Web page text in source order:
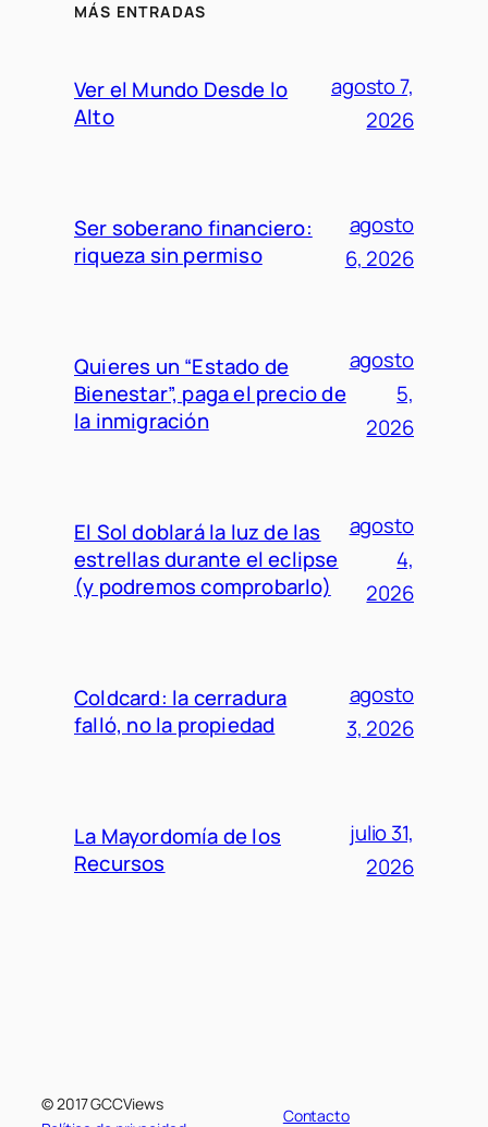
MÁS ENTRADAS
Ver el Mundo Desde lo
Alto
agosto 7,
2026
Ser soberano financiero:
riqueza sin permiso
agosto
6, 2026
Quieres un “Estado de
Bienestar”, paga el precio de
la inmigración
agosto
5,
2026
El Sol doblará la luz de las
estrellas durante el eclipse
(y podremos comprobarlo)
agosto
4,
2026
Coldcard: la cerradura
falló, no la propiedad
agosto
3, 2026
La Mayordomía de los
Recursos
julio 31,
2026
© 2017 GCCViews
Contacto